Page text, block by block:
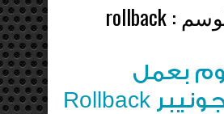
:
rollback
بعمل
خاصية جونيبر Rollback